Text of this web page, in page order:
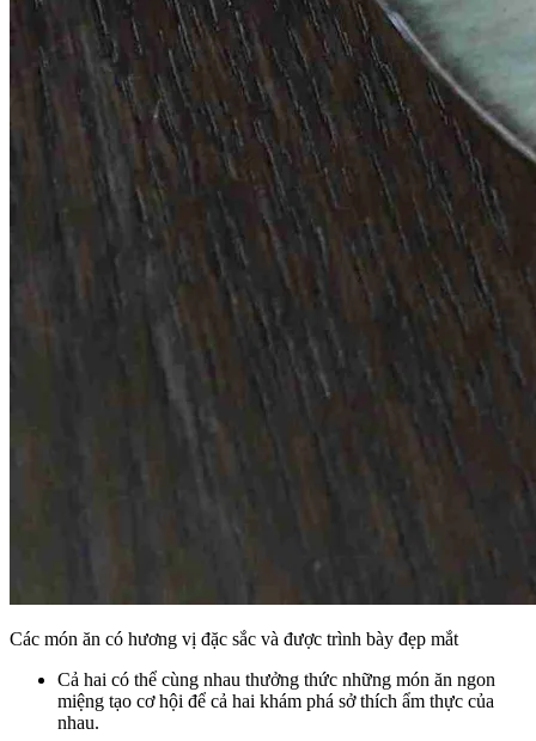
Các món ăn có hương vị đặc sắc và được trình bày đẹp mắt
Cả hai có thể cùng nhau thưởng thức những món ăn ngon
miệng tạo cơ hội để cả hai khám phá sở thích ẩm thực của
nhau.